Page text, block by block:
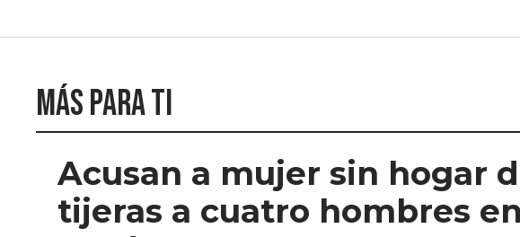
Más para ti
Acusan a mujer sin hogar
tijeras a cuatro hombres